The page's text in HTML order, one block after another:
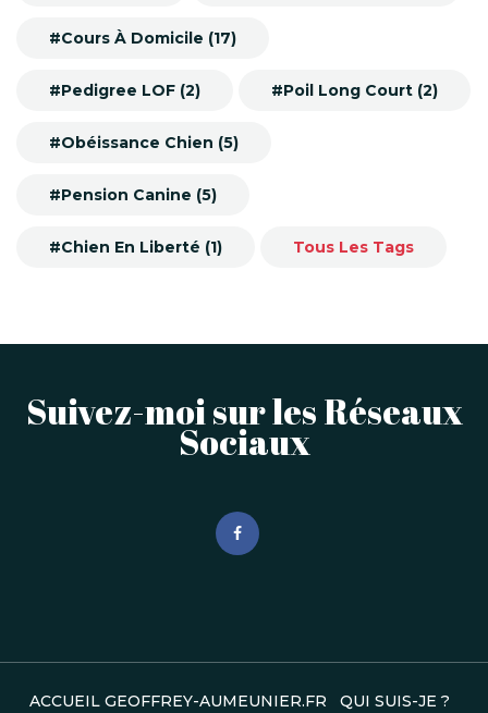
#Cours À Domicile (17)
#Pedigree LOF (2) #Poil Long Court (2)
#Obéissance Chien (5)
#Pension Canine (5)
#Chien En Liberté (1) Tous Les Tags
Suivez-moi sur les Réseaux
Sociaux
ACCUEIL GEOFFREY-AUMEUNIER.FR QUI SUIS-JE ?